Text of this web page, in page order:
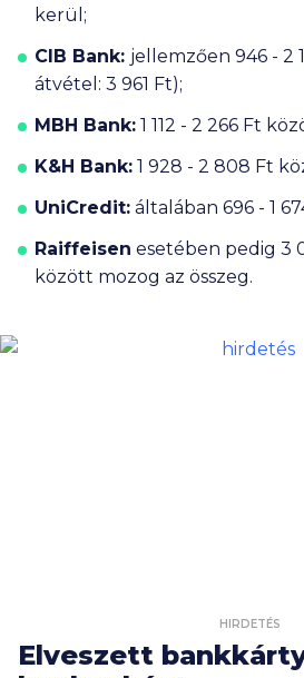
kerül;
CIB Bank: jellemzően 946 - 2
átvétel: 3 961 Ft);
MBH Bank: 1 112 - 2 266 Ft
K&H Bank: 1 928 - 2 808 Ft
UniCredit: általában 696 - 1
Raiffeisen esetében pedig 3
között mozog az összeg.
HIRDETÉS
Elveszett